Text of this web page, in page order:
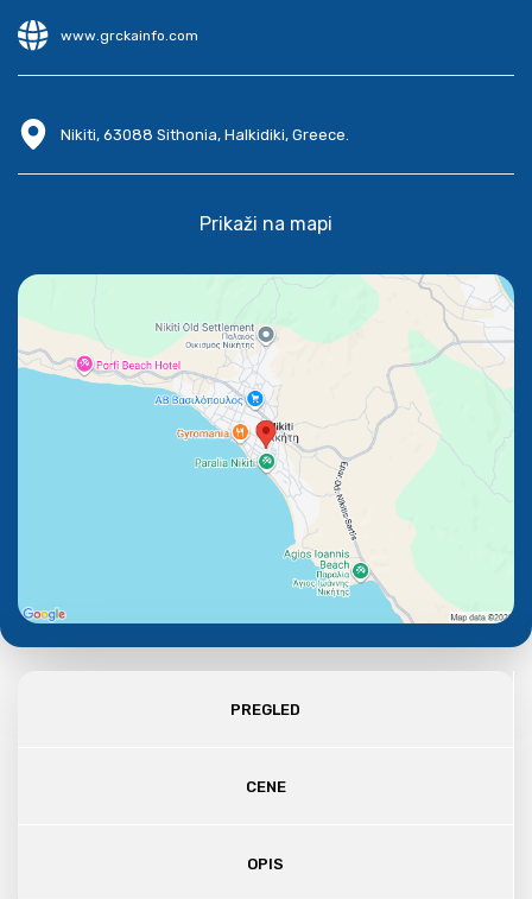
www.grckainfo.com
Nikiti, 63088 Sithonia, Halkidiki, Greece.
Prikaži na mapi
PREGLED
CENE
OPIS